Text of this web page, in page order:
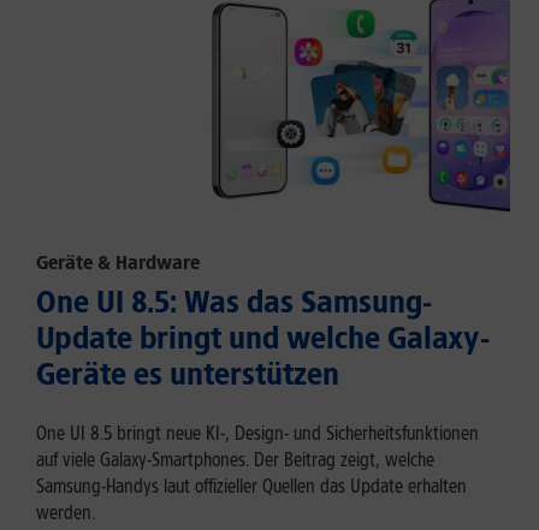
Geräte & Hardware
One UI 8.5: Was das Samsung-
Update bringt und welche Galaxy-
Geräte es unterstützen
One UI 8.5 bringt neue KI-, Design- und Sicherheitsfunktionen
auf viele Galaxy-Smartphones. Der Beitrag zeigt, welche
Samsung-Handys laut offizieller Quellen das Update erhalten
werden.